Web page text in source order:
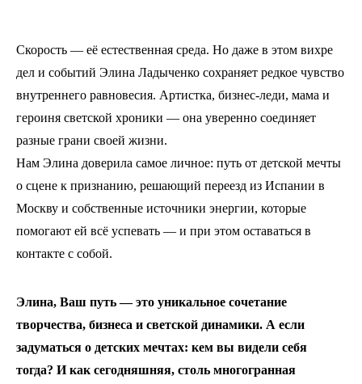
Скорость — её естественная среда. Но даже в этом вихре
дел и событий Элина Ладыченко сохраняет редкое чувство
внутреннего равновесия. Артистка, бизнес-леди, мама и
героиня светской хроники — она уверенно соединяет
разные грани своей жизни.
Нам Элина доверила самое личное: путь от детской мечты
о сцене к признанию, решающий переезд из Испании в
Москву и собственные источники энергии, которые
помогают ей всё успевать — и при этом оставаться в
контакте с собой.
Элина, Ваш путь — это уникальное сочетание
творчества, бизнеса и светской динамики. А если
задуматься о детских мечтах: кем вы видели себя
тогда? И как сегодняшняя, столь многогранная